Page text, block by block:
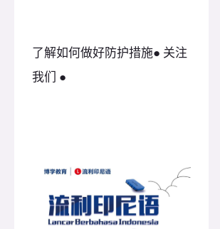
了解如何做好防护措施● 关注
我们 ●